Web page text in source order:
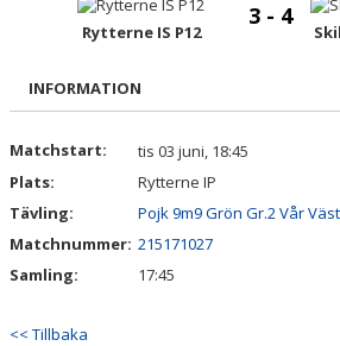
BILDGALLERI
Rytterne IS P12
3 - 4
INFORMATION
Matchstart:
tis 03 juni, 18:45
Plats:
Rytterne IP
Tävling:
Pojk 9m9 Grön Gr.2 Vår
Matchnummer: 215171027
Samling:
17:45
<< Tillbaka